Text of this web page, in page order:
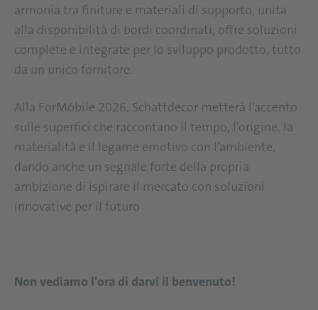
armonia tra finiture e materiali di supporto, unita
alla disponibilità di bordi coordinati, offre soluzioni
complete e integrate per lo sviluppo prodotto, tutto
da un unico fornitore.
Alla ForMóbile 2026, Schattdecor metterà l’accento
sulle superfici che raccontano il tempo, l’origine, la
materialità e il legame emotivo con l’ambiente,
dando anche un segnale forte della propria
ambizione di ispirare il mercato con soluzioni
innovative per il futuro
Non vediamo l'ora di darvi il benvenuto!